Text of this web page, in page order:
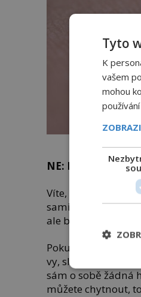
NE: Komáři
Víte, čím se živí
samičky, ty mají
ale bílkoviny z ní
Pokud v noci
vy, sluší se dodat,
sám o sobě žádná
můžete chytnout,
Tyto
K
vašem
mohou